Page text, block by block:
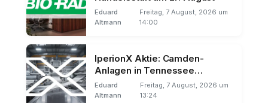
Eduard
Altmann
Freitag, 7 August, 2026 um
14:00
IperionX Aktie: Camden-
Anlagen in Tennessee
übernommen
Eduard
Altmann
Freitag, 7 August, 2026 um
13:24